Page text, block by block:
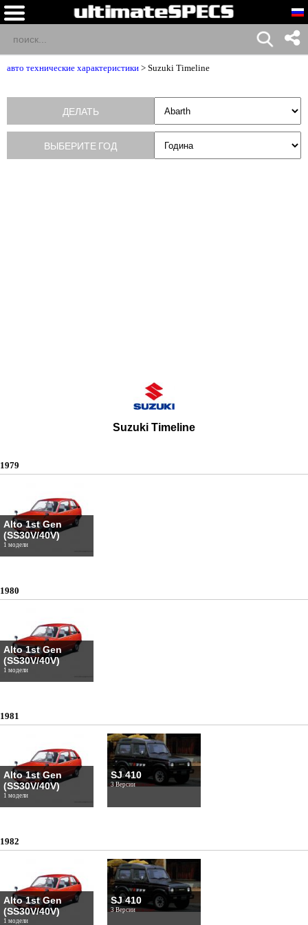
авто технические характеристики > Suzuki Timeline
Suzuki Timeline
1979
Alto 1st Gen
(SS30V/40V)
1 модели
1980
Alto 1st Gen
(SS30V/40V)
1 модели
1981
Alto 1st Gen
(SS30V/40V)
1 модели
SJ 410
3 Версии
1982
Alto 1st Gen
(SS30V/40V)
1 модели
SJ 410
3 Версии
ДЕЛАТЬ
ВЫБЕРИТЕ ГОД